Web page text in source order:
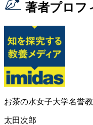
著者プロフ
お茶の水女子大学名誉
太田次郎